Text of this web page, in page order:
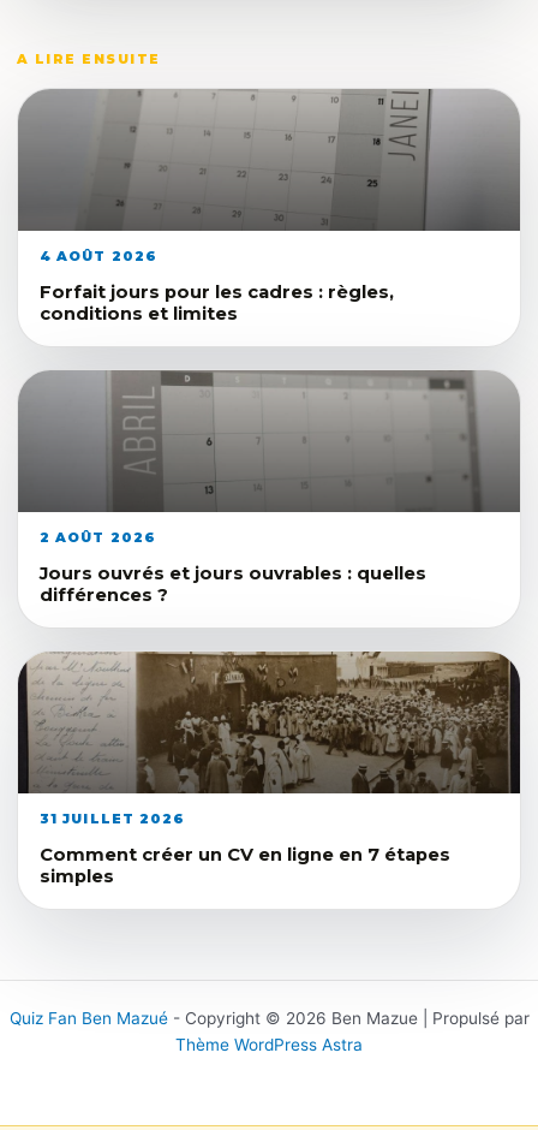
A LIRE ENSUITE
4 AOÛT 2026
Forfait jours pour les cadres : règles,
conditions et limites
2 AOÛT 2026
Jours ouvrés et jours ouvrables : quelles
différences ?
31 JUILLET 2026
Comment créer un CV en ligne en 7 étapes
simples
Quiz Fan Ben Mazué- Copyright © 2026 Ben Mazue | Propulsé par
Thème WordPress Astra